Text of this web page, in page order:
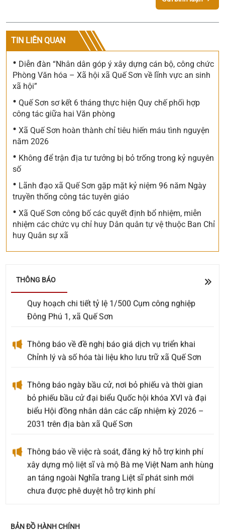
TIN LIÊN QUAN
• Diễn đàn “Nhân dân góp ý xây dựng cán bộ, công chức
Phòng Văn hóa – Xã hội xã Quế Sơn về lĩnh vực an sinh
xã hội”
• Quế Sơn sơ kết 6 tháng thực hiện Quy chế phối hợp
công tác giữa hai Văn phòng
• Xã Quế Sơn hoàn thành chỉ tiêu hiến máu tình nguyện
năm 2026
• Không để trận địa tư tưởng bị bỏ trống trong kỷ nguyên
số
• Lãnh đạo xã Quế Sơn gặp mặt kỷ niệm 96 năm Ngày
truyền thống công tác tuyên giáo
• Xã Quế Sơn công bố các quyết định bổ nhiệm, miễn
nhiệm các chức vụ chỉ huy Dân quân tự vệ thuộc Ban Chỉ
huy Quân sự xã
THÔNG BÁO
Về việc đề nghị báo giá Gói thầu: Cải tiến, nâng cấp
các tính năng trên trang OA Zalo của xã Quế Sơn
UBND xã Quế Sơn tổ chức lấy ý kiến Nhân dân về
Thông báo về việc công bố hồ sơ điều chỉnh cục bộ
Quy hoạch chi tiết tỷ lệ 1/500 Cụm công nghiệp
Đông Phú 1, xã Quế Sơn
Chỉnh lý và số hóa tài liệu kho lưu trữ xã Quế Sơn
bỏ phiếu bầu cử đại biểu Quốc hội khóa XVI và đại
biểu Hội đồng nhân dân các cấp nhiệm kỳ 2026 –
2031 trên địa bàn xã Quế Sơn
xây dựng mộ liệt sĩ và mộ Bà mẹ Việt Nam anh hùng
an táng ngoài Nghĩa trang Liệt sĩ phát sinh mới
chưa được phê duyệt hỗ trợ kinh phí
cách mạng, thân nhân người có công với cách
BẢN ĐỒ HÀNH CHÍNH